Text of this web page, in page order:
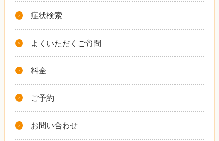
症状検索
よくいただくご質問
料金
ご予約
お問い合わせ